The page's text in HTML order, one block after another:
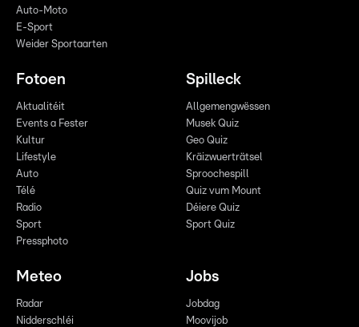
Auto-Moto
E-Sport
Weider Sportaarten
Fotoen
Aktualitéit
Events a Fester
Kultur
Lifestyle
Auto
Télé
Radio
Sport
Pressphoto
Spilleck
Allgemengwëssen
Musek Quiz
Geo Quiz
Kräizwuerträtsel
Sproochespill
Quiz vum Mount
Déiere Quiz
Sport Quiz
Meteo
Radar
Nidderschléi
Jobs
Jobdag
Moovijob